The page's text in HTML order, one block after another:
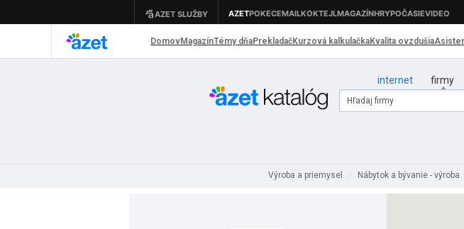
internet firmy
Výroba a priemysel / Nábytok a bývanie - výroba